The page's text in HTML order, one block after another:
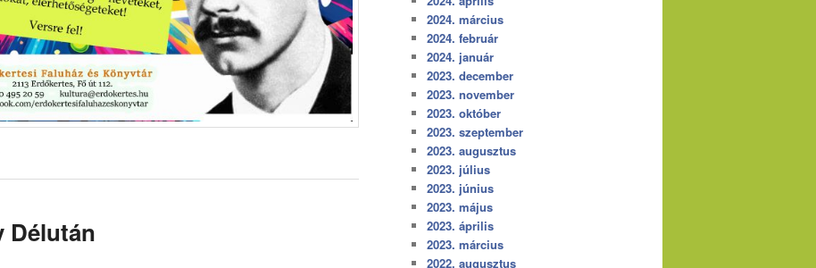
Délután
2024. március
2024. február
2024. január
2023. december
2023. november
2023. október
2023. szeptember
2023. augusztus
2023. július
2023. június
2023. május
2023. április
2023. március
2022. augusztus